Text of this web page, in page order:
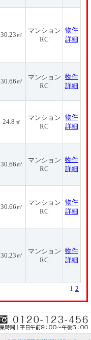
30.23㎡
マンション
RC
物件
詳細
30.66㎡
マンション
RC
物件
詳細
24.8㎡
マンション
RC
物件
詳細
30.66㎡
マンション
RC
物件
詳細
30.66㎡
マンション
RC
物件
詳細
30.23㎡
マンション
RC
物件
詳細
1 2